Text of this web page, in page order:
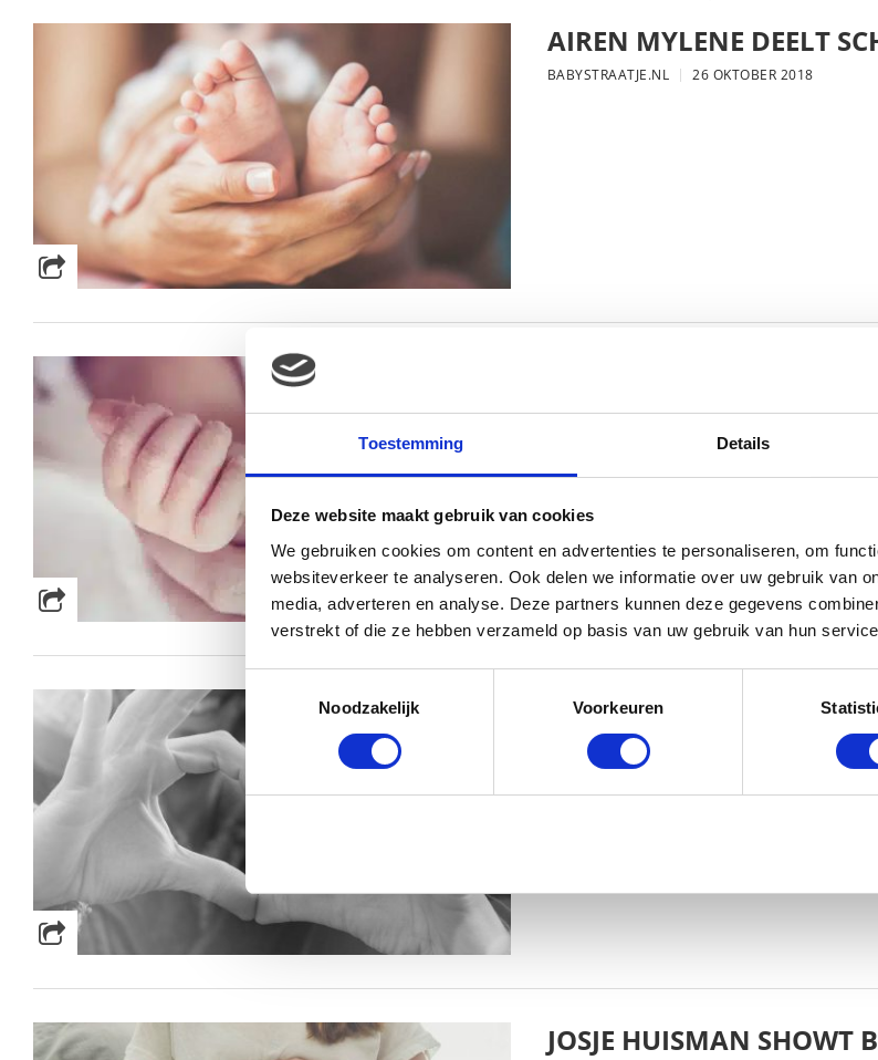
Toestemming Details
Deze website maakt gebruik van cookies
We gebruiken cookies om content en advertenties te personaliseren, om
websiteverkeer te analyseren. Ook delen we informatie over uw gebruik van
media, adverteren en analyse. Deze partners kunnen deze gegevens
verstrekt of die ze hebben verzameld op basis van uw gebruik van hun
Noodzakelijk
Voorkeuren
AIREN MYLENE DEELT
BABYSTRAATJE.NL 26 OKTOBER 2018
FOTO: SAAR
KIM KÖTTER DEELT
MANNEN
BABYSTRAATJE.NL
JOSJE HUISMAN SHOWT